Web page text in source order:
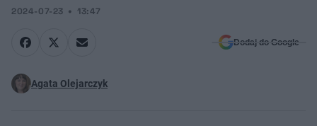
2024-07-23 13:47
Dodaj do Google
Agata Olejarczyk